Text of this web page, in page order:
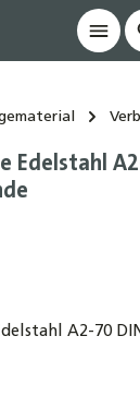
Edelstahl